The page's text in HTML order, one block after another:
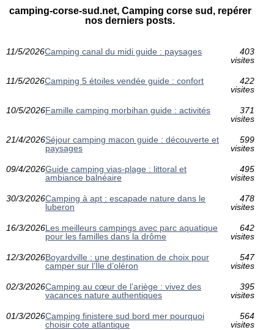
camping-corse-sud.net, Camping corse sud, repérer
nos derniers posts.
11/5/2026Camping canal du midi guide : paysages
403
visites
11/5/2026Camping 5 étoiles vendée guide : confort
422
visites
10/5/2026Famille camping morbihan guide : activités
371
visites
21/4/2026Séjour camping macon guide : découverte et
paysages
599
visites
09/4/2026Guide camping vias-plage : littoral et
ambiance balnéaire
495
visites
30/3/2026Camping à apt : escapade nature dans le
luberon
478
visites
16/3/2026Les meilleurs campings avec parc aquatique
pour les familles dans la drôme
642
visites
12/3/2026Boyardville : une destination de choix pour
camper sur l’Île d’oléron
547
visites
02/3/2026Camping au cœur de l’ariège : vivez des
vacances nature authentiques
395
visites
01/3/2026Camping finistere sud bord mer pourquoi
choisir cote atlantique
564
visites